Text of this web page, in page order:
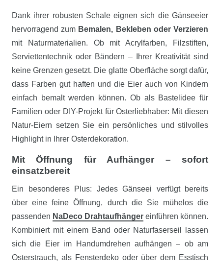
Dank ihrer robusten Schale eignen sich die Gänseeier
hervorragend zum Bemalen, Bekleben oder Verzieren
mit Naturmaterialien. Ob mit Acrylfarben, Filzstiften,
Serviettentechnik oder Bändern – Ihrer Kreativität sind
keine Grenzen gesetzt. Die glatte Oberfläche sorgt dafür,
dass Farben gut haften und die Eier auch von Kindern
einfach bemalt werden können. Ob als Bastelidee für
Familien oder DIY-Projekt für Osterliebhaber: Mit diesen
Natur-Eiern setzen Sie ein persönliches und stilvolles
Highlight in Ihrer Osterdekoration.
Mit Öffnung für Aufhänger – sofort
einsatzbereit
Ein besonderes Plus: Jedes Gänseei verfügt bereits
über eine feine Öffnung, durch die Sie mühelos die
passenden NaDeco Drahtaufhänger einführen können.
Kombiniert mit einem Band oder Naturfaserseil lassen
sich die Eier im Handumdrehen aufhängen – ob am
Osterstrauch, als Fensterdeko oder über dem Esstisch